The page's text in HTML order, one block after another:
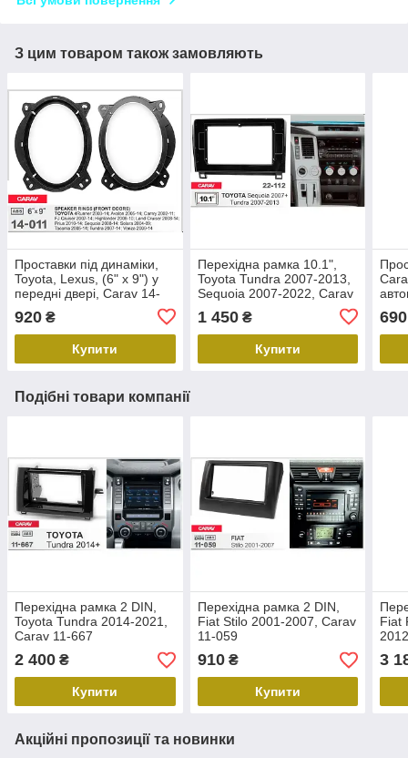
З цим товаром також замовляють
Проставки під динаміки,
Toyota, Lexus, (6" x 9") у
передні двері, Carav 14-
920 ₴
Купити
Перехідна рамка 10.1",
Toyota Tundra 2007-2013,
Sequoia 2007-2022, Carav
1 450₴
Купити
690
Подібні товари компанії
Перехідна рамка 2 DIN,
Toyota Tundra 2014-2021,
Carav 11-667
2 400 ₴
Купити
Перехідна рамка 2 DIN,
Fiat Stilo 2001-2007, Carav
11-059
910₴
Купити
Fiat
3
Акційні пропозиції та новинки